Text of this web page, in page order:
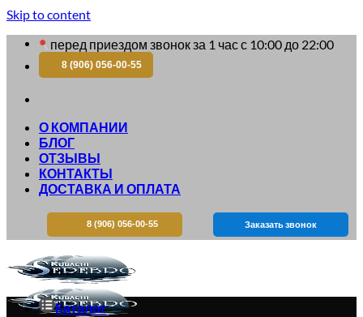
Skip to content
перед приездом звонок за 1 час с 10:00 до 22:00
8 (906) 056-00-55
О КОМПАНИИ
БЛОГ
ОТЗЫВЫ
КОНТАКТЫ
ДОСТАВКА И ОПЛАТА
8 (906) 056-00-55 Заказать звонок
Каталог